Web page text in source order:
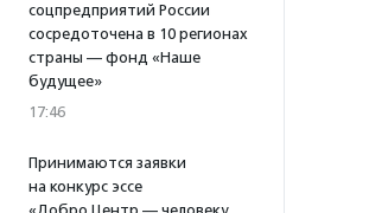
соцпредприятий России
сосредоточена в 10 регионах
страны — фонд «Наше
будущее»
17:46
Принимаются заявки
на конкурс эссе